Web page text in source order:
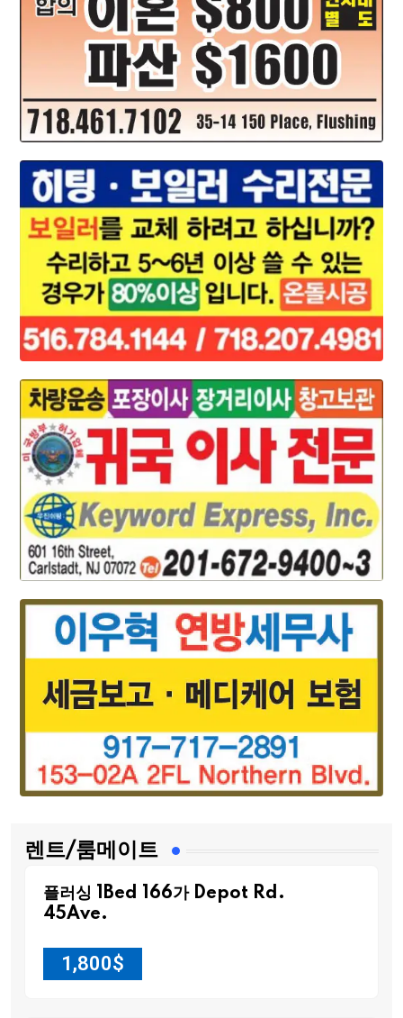
렌트/룸메이트
플러싱 1Bed 166가 Depot Rd.
45Ave.
1,800$